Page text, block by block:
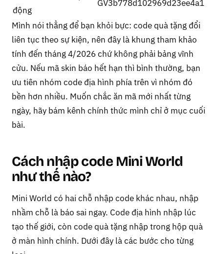
động
GV3b778d102969d23ee4a1
Mình nói thẳng để bạn khỏi bực: code quà tặng đổi
liên tục theo sự kiện, nên đây là khung tham khảo
tính đến tháng 4/2026 chứ không phải bảng vĩnh
cửu. Nếu mã skin báo hết hạn thì bình thường, bạn
ưu tiên nhóm code địa hình phía trên vì nhóm đó
bền hơn nhiều. Muốn chắc ăn mã mới nhất từng
ngày, hãy bám kênh chính thức mình chỉ ở mục cuối
bài.
Cách nhập code Mini World
như thế nào?
Mini World có hai chỗ nhập code khác nhau, nhập
nhầm chỗ là báo sai ngay. Code địa hình nhập lúc
tạo thế giới, còn code quà tặng nhập trong hộp quà
ở màn hình chính. Dưới đây là các bước cho từng